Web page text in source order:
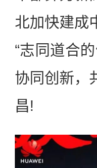
北加快建成
“志同道合
协同创新，
昌!